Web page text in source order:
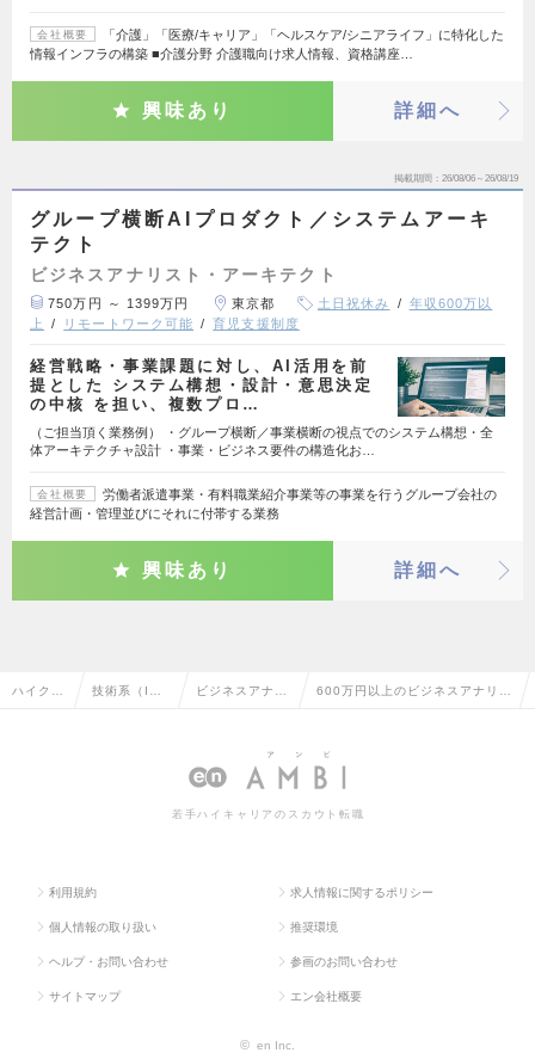
会社概要
「介護」「医療/キャリア」「ヘルスケア/シニアライフ」に特化した
情報インフラの構築 ■介護分野 介護職向け求人情報、資格講座…
興味あり 詳細へ
掲載期間 26/08/06～26/08/19
グループ横断AIプロダクト／システムアーキ
テクト
ビジネスアナリスト・アーキテクト
750万円 ～ 1399万円 東京都 土日祝休み
年収600万以
上
リモートワーク可能 育児支援制度
経営戦略・事業課題に対し、AI活用を前
提とした システム構想・設計・意思決定
の中核 を担い、複数プロ…
（ご担当頂く業務例） ・グループ横断／事業横断の視点でのシステム構想・全
体アーキテクチャ設計 ・事業・ビジネス要件の構造化お…
会社概要
労働者派遣事業・有料職業紹介事業等の事業を行うグループ会社の
経営計画・管理並びにそれに付帯する業務
興味あり 詳細へ
ハイクラ 技術系（I ビジネスアナリ
クト
600万円以上のビジネスアナリス
情報一覧
若手ハイキャリアのスカウト転職
利用規約 求人情報に関するポリシー
個人情報の取り扱い 推奨環境
ヘルプ・お問い合わせ 参画のお問い合わせ
サイトマップ エン会社概要
© en Inc.